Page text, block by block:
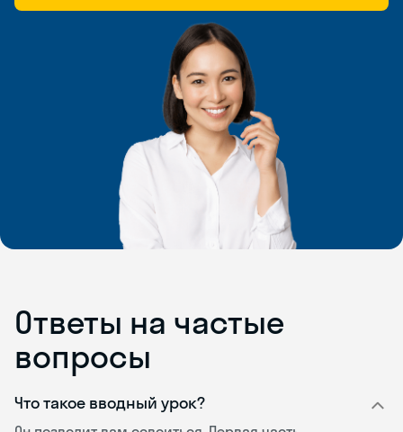
Ответы на частые
вопросы
Что такое вводный урок?